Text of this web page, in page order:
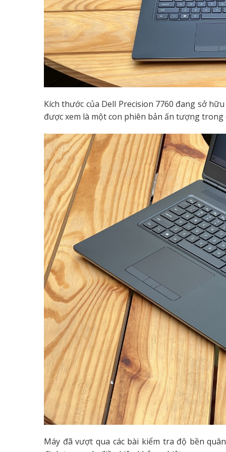
Kích thước của Dell Precision 7760 đang sở
được xem là một con phiên bản ấn tượng
Máy đã vượt qua các bài kiểm tra độ bền